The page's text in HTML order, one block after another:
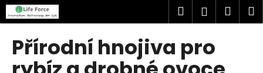
Přejít
na
obsah
Hledat
Přírodní hnojiva pro
K
o
C